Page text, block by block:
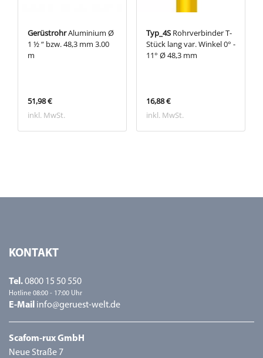
GerüstrohrAluminium Ø
1 ½ “ bzw. 48,3 mm 3.00
m
51,98 €
inkl. MwSt.
Typ_4S Rohrverbinder T-
Stück lang var. Winkel 0° -
11° Ø 48,3 mm
16,88 €
inkl. MwSt.
KONTAKT
Tel.0800 15 50 550
Hotline 08:00 - 17:00 Uhr
E-Mail info@geruest-welt.de
Scafom-rux GmbH
Neue Straße 7